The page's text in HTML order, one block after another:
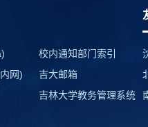
校内通知部门索引
网)
吉大邮箱
吉林大学教务管理系统